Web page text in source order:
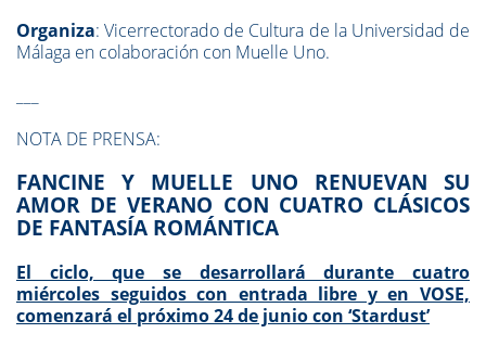
Organiza: Vicerrectorado de Cultura de la Universidad de
Málaga en colaboración con Muelle Uno.
NOTA DE PRENSA:
FANCINE Y MUELLE UNO RENUEVAN SU
AMOR DE VERANO CON CUATRO CLÁSICOS
DE FANTASÍA ROMÁNTICA
El ciclo, que se desarrollará durante cuatro
miércoles seguidos con entrada libre y en VOSE,
comenzará el próximo 24 de junio con ‘Stardust’